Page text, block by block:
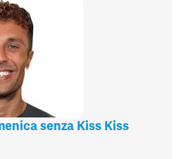
senza Kiss Kiss